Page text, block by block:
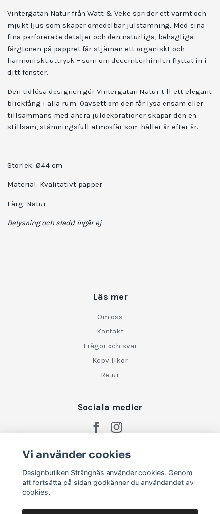
Vintergatan Natur från Watt & Veke sprider ett varmt och
mjukt ljus som skapar omedelbar julstämning. Med sina
fina perforerade detaljer och den naturliga, behagliga
färgtonen på pappret får stjärnan ett organiskt och
harmoniskt uttryck – som om decemberhimlen flyttat in i
ditt fönster.
Den tidlösa designen gör Vintergatan Natur till ett elegant
blickfång i alla rum. Oavsett om den får lysa ensam eller
tillsammans med andra juldekorationer skapar den en
stillsam, stämningsfull atmosfär som håller år efter år.
Storlek: Ø44 cm
Material: Kvalitativt papper
Färg: Natur
Belysning och sladd ingår ej
Läs mer
Om oss
Kontakt
Frågor och svar
Köpvillkor
Retur
Sociala medier
Vi använder cookies
Designbutiken Strängnäs använder cookies. Genom
att fortsätta på sidan godkänner du användandet av
cookies.